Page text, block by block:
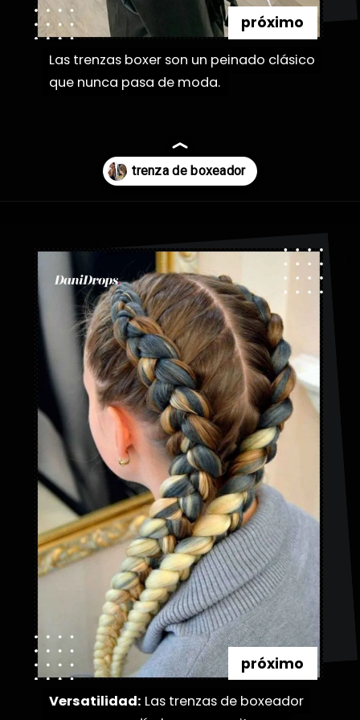
Las trenzas boxer son un peinado clásico
que nunca pasa de moda.
Las trenzas boxer son un peinado clásico
que nunca pasa de moda.
próximo
Versatilidad: Las trenzas de boxeador
Versatilidad: Las trenzas de boxeador
próximo